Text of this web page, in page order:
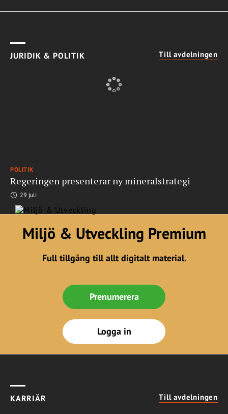
JURIDIK & POLITIK Till avdelningen
POLITIK
Regeringen presenterar ny mineralstrategi
29 juli
Miljö & Utveckling Premium
Full tillgång till allt digitalt material.
Prenumerera
Logga in
KARRIÄR Till avdelningen